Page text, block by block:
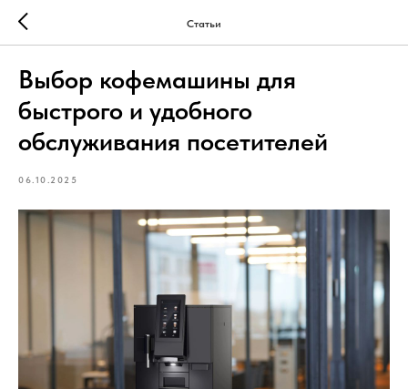
Статьи
Выбор кофемашины для
быстрого и удобного
обслуживания посетителей
06.10.2025